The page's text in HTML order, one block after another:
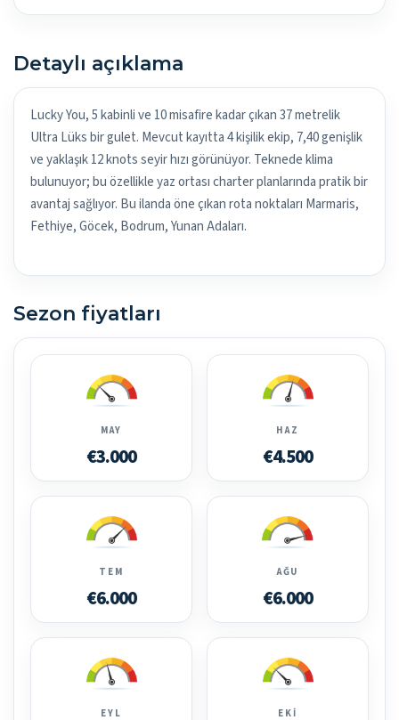
Detaylı açıklama
Lucky You, 5 kabinli ve 10 misafire kadar çıkan 37 metrelik
Ultra Lüks bir gulet. Mevcut kayıtta 4 kişilik ekip, 7,40 genişlik
ve yaklaşık 12 knots seyir hızı görünüyor. Teknede klima
bulunuyor; bu özellikle yaz ortası charter planlarında pratik bir
avantaj sağlıyor. Bu ilanda öne çıkan rota noktaları Marmaris,
Fethiye, Göcek, Bodrum, Yunan Adaları.
Sezon fiyatları
MAY
€3.000
HAZ
€4.500
TEM
€6.000
AĞU
€6.000
EYL EKI